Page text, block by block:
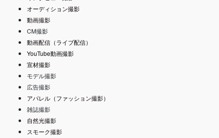
オーディション撮影
動画撮影
CM撮影
動画配信（ライブ配信）
YouTube動画撮影
宣材撮影
モデル撮影
広告撮影
アパレル（ファッション撮影）
雑誌撮影
自然光撮影
スモーク撮影